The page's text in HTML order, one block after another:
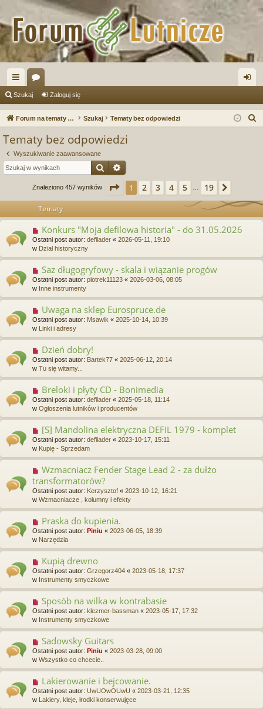
ię
ce
or
a og
Szukaj Zaloguj się
Forum na tematy budowy instrumentów Szukaj Tematy bez odpowiedzi
Tematy bez odpowiedzi
Wyszukiwanie zaawansowane
Szukaj
Znaleziono 457 wyników Strona z 19
1 2 3 4 5 19
Tematy
N
o
w
o
s
t
Konkurs "Moja defilowa historia" - do 31.05.2026
Ostatni post autor: defilader « 2026-05-11, 19:10
w Dział historyczny
N
o
w
o
s
t
Saz długogryfowy - skala i wiązanie progów
Ostatni post autor: piotrek11123 « 2026-03-06, 08:05
w Inne instrumenty
N
o
w
o
s
t
Uwaga na sklep Eurospruce.de
Ostatni post autor: Msawik « 2025-10-14, 10:39
w
Linki i adresy
N
o
w
o
s
t
Dzień dobry!
Ostatni post autor: Bartek77 « 2025-06-12, 20:14
w Tu się witamy...
N
o
w
s
t
Breloki i płyty CD - Bonimedia
Ostatni post autor: defilader « 2025-05-18, 11:14
w Ogłoszenia lutników i producentów
N
o
w
o
s
t
[S] Mandolina elektryczna DEFIL 1979 - komplet
Ostatni post autor: defilader « 2023-10-17, 15:11
w Kupię - Sprzedam
N
w
y
p
o
t
Wzmacniacz Fender Stage Lead 2 - za dułźo
transformatorów?
Ostatni post autor: Kerzysztof « 2023-10-12, 16:21
w Wzmacniacze , kolumny i efekty
N
o
w
o
s
t
Praska do kupienia.
Ostatni post autor: Piniu « 2023-06-05, 18:39
w Narzędzia
N
o
w
o
s
t
Kupią drewno
Ostatni post autor: Grzegorz404 « 2023-05-18, 17:37
w Instrumenty smyczkowe
N
o
w
o
s
t
Sposób na wilka w kontrabasie
Ostatni post autor: klezmer-bassman « 2023-05-17, 17:32
w Instrumenty smyczkowe
N
o
w
o
s
t
Sadowsky Guitars
Ostatni post autor: Piniu « 2023-03-28, 09:00
w Wszystko co chcecie..
N
o
w
Lakierowanie i bejcowanie.
Ostatni post autor: UwUOwOUwU « 2023-03-21, 12:35
w
Lakiery, kleje, łrodki konserwujęce